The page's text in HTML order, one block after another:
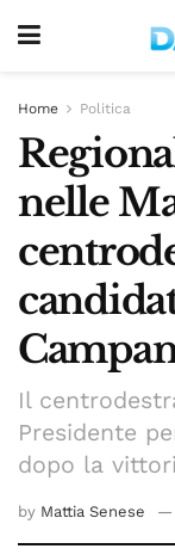
Home Politica
nelle
Il
Presidente
dopo la
by Mattia Senese